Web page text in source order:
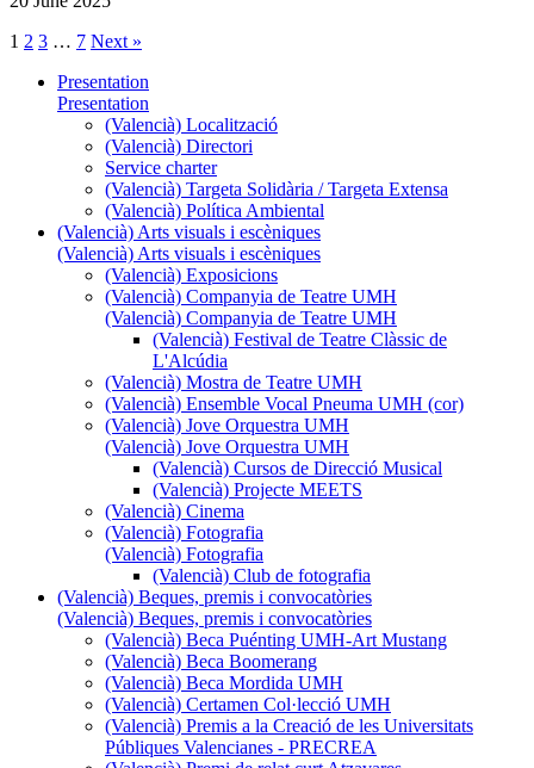
1 2 3 … 7 Next »
Presentation
Presentation
(Valencià) Localització
(Valencià) Directori
Service charter
(Valencià) Targeta Solidària / Targeta Extensa
(Valencià) Política Ambiental
(Valencià) Arts visuals i escèniques
(Valencià) Arts visuals i escèniques
(Valencià) Exposicions
(Valencià) Companyia de Teatre UMH
(Valencià) Companyia de Teatre UMH
(Valencià) Festival de Teatre Clàssic de
L'Alcúdia
(Valencià) Mostra de Teatre UMH
(Valencià) Ensemble Vocal Pneuma UMH (cor)
(Valencià) Jove Orquestra UMH
(Valencià) Jove Orquestra UMH
(Valencià) Cursos de Direcció Musical
(Valencià) Projecte MEETS
(Valencià) Cinema
(Valencià) Fotografia
(Valencià) Fotografia
(Valencià) Club de fotografia
(Valencià) Beques, premis i convocatòries
(Valencià) Beques, premis i convocatòries
(Valencià) Beca Puénting UMH-Art Mustang
(Valencià) Beca Boomerang
(Valencià) Beca Mordida UMH
(Valencià) Certamen Col·lecció UMH
(Valencià) Premis a la Creació de les Universitats
Públiques Valencianes - PRECREA